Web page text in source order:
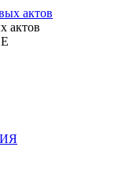
актов